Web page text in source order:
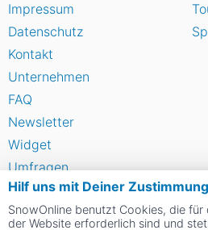
Hilf uns mit Deiner Zustimmung
SnowOnline benutzt Cookies, die für
der Website erforderlich sind und
Impressum
Datenschutz
Kontakt
Unternehmen
FAQ
Newsletter
Widget
Umfragen
Skigebiet bewerten